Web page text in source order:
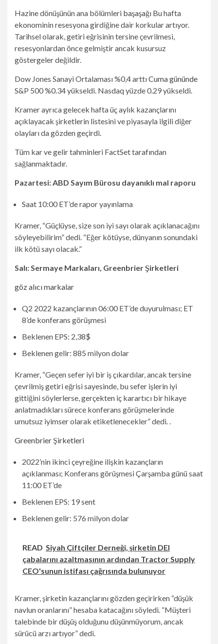
Hazine dönüşünün ana bölümleri başaşağı Bu hafta
ekonominin resesyona girdiğine dair korkular artıyor.
Tarihsel olarak, getiri eğrisinin tersine çevrilmesi,
resesyonlardan önce gelmiştir ancak kusursuz
göstergeler değildir.
Dow Jones Sanayi Ortalaması %0,4 arttıCuma gününde
S&P 500 %0.34 yükseldi. Nasdaq yüzde 0.29 yükseldi.
Kramer ayrıca gelecek hafta üç aylık kazançlarını
açıklayacak şirketlerin listesini ve piyasayla ilgili diğer
olayları da gözden geçirdi.
Tüm kar ve gelir tahminleri FactSet tarafından
sağlanmaktadır.
Pazartesi: ABD Sayım Bürosu dayanıklı mal raporu
Saat 10:00 ET’de rapor yayınlama
Kramer, “Güçlüyse, size son iyi sayı olarak açıklanacağını
söyleyebilirim” dedi. “Eğer kötüyse, dünyanın sonundaki
ilk kötü sayı olacak.”
Salı: Sermaye Markaları, Greenbrier Şirketleri
göz alıcı markalar
Q2 2022 kazançlarının 06:00 ET’de duyurulması; ET
8’de konferans görüşmesi
Beklenen EPS: 2,38$
Beklenen gelir: 885 milyon dolar
Kramer, “Geçen sefer iyi bir iş çıkardılar, ancak tersine
çevrilmiş getiri eğrisi sayesinde, bu sefer işlerin iyi
gittiğini söylerlerse, gerçekten iç karartıcı bir hikaye
anlatmadıkları sürece konferans görüşmelerinde
umutsuz iyimser olarak etiketlenecekler” dedi. .
Greenbrier Şirketleri
2022’nin ikinci çeyreğine ilişkin kazançların
açıklanması; Konferans görüşmesi Çarşamba günü saat
11:00 ET’de
Beklenen EPS: 19 sent
Beklenen gelir: 576 milyon dolar
READ Siyah Çiftçiler Derneği, şirketin DEI
çabalarını azaltmasının ardından Tractor Supply
CEO'sunun istifası çağrısında bulunuyor
Kramer, şirketin kazançlarını gözden geçirirken “düşük
navlun oranlarını” hesaba katacağını söyledi. “Müşteri
talebinde bir düşüş olduğunu düşünmüyorum, ancak
sürücü arzı artıyor” dedi.